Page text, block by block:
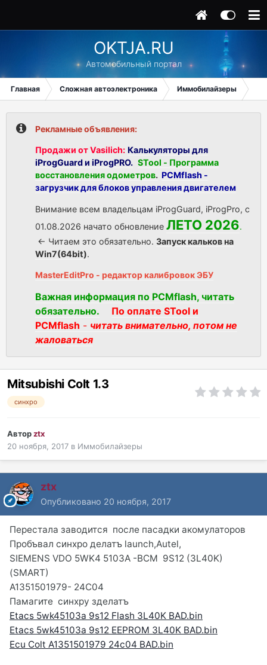
OKTJA.RU
Автомобильный портал
Главная Сложная автоэлектроника Иммобилайзеры
Рекламные объявления:
Продажи от Vasilich: Калькуляторы для
iProgGuard и iProgPRO. STool - Программа
восстановления одометров. PCMflash -
загрузчик для блоков управления двигателем
Внимание всем владельцам iProgGuard, iProgPro, с
01.08.2026 начато обновление ЛЕТО 2026.
<- Читаем это обязательно. Запуск кальков на
Win7(64bit).
MasterEditPro - редактор калибровок ЭБУ
Важная информация по PCMflash, читать
обязательно.
По оплате STool и
PCMflash - читать внимательно, потом не
жаловаться
Mitsubishi Colt 1.3
синхро
Авторztx
20 ноября, 2017 в Иммобилайзеры
ztx
Опубликовано 20 ноября, 2017
Перестала заводится после пасадки акомулаторов
Пробъвал синхро делатъ launch,Autel,
SIEMENS VDO 5WK4 5103A -BCM 9S12 (3L40K)
(SMART)
A1351501979- 24C04
Памагите синхру зделатъ
Etacs 5wk45103a 9s12 Flash 3L40K BAD.bin
Etacs 5wk45103a 9s12 EEPROM 3L40K BAD.bin
Ecu Colt A1351501979 24c04 BAD.bin